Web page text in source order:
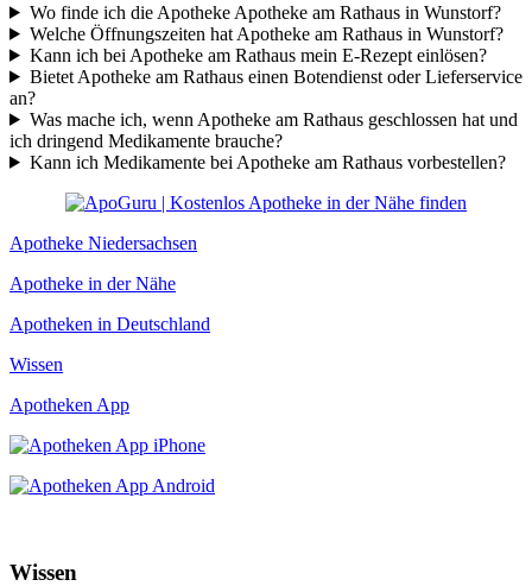
Wo finde ich die Apotheke Apotheke am Rathaus in Wunstorf?
Welche Öffnungszeiten hat Apotheke am Rathaus in Wunstorf?
Kann ich bei Apotheke am Rathaus mein E-Rezept einlösen?
Bietet Apotheke am Rathaus einen Botendienst oder Lieferservice
an?
Was mache ich, wenn Apotheke am Rathaus geschlossen hat und
ich dringend Medikamente brauche?
Kann ich Medikamente bei Apotheke am Rathaus vorbestellen?
Apotheke Niedersachsen
Apotheke in der Nähe
Apotheken in Deutschland
Wissen
Apotheken App
Wissen